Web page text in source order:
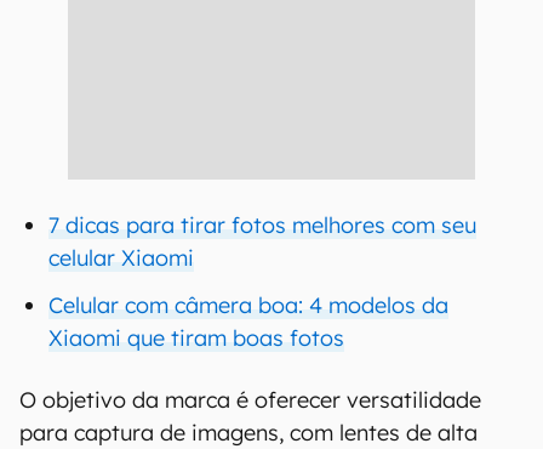
7 dicas para tirar fotos melhores com seu
celular Xiaomi
Celular com câmera boa: 4 modelos da
Xiaomi que tiram boas fotos
O objetivo da marca é oferecer versatilidade
para captura de imagens, com lentes de alta